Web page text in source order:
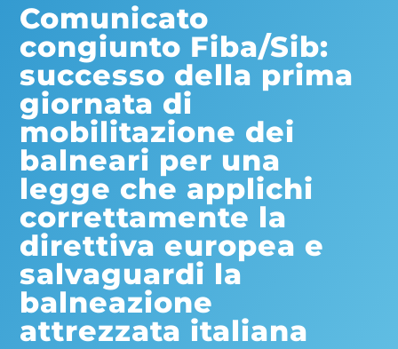
Comunicato
congiunto Fiba/Sib:
successo della prima
giornata di
mobilitazione dei
balneari per una
legge che applichi
correttamente la
direttiva europea e
salvaguardi la
balneazione
attrezzata italiana